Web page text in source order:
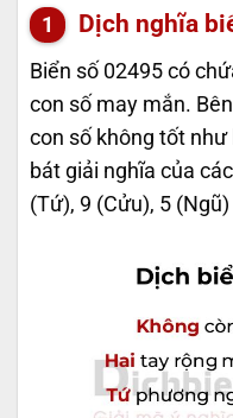
Dịch nghĩa
Biển số 02495 có
con số may mắn.
con số không tốt như
bát giải nghĩa của
(Tứ), 9 (Cửu), 5